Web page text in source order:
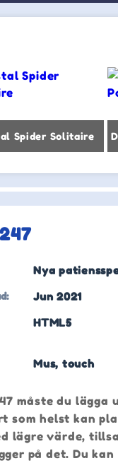
Spider Solitaire
Nya
Jun 2021
HTML5
Mus, touch
måste du
som helst kan
lägre värde,
på det. Du